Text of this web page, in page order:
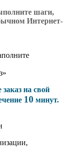
шаги,
Интернет-
на свой
10 минут.